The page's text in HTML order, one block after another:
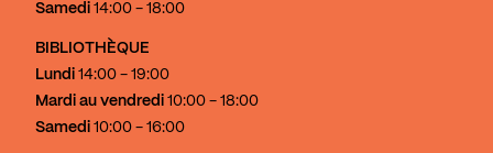
Samedi 14:00 - 18:00
BIBLIOTHÈQUE
Lundi 14:00 - 19:00
Mardi au vendredi 10:00 - 18:00
Samedi 10:00 - 16:00